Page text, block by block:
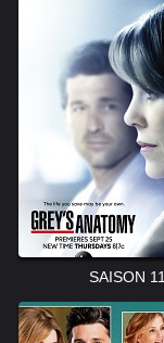
SAISON 11